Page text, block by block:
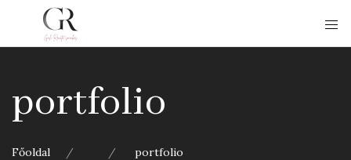
portfolio
Főoldal portfolio